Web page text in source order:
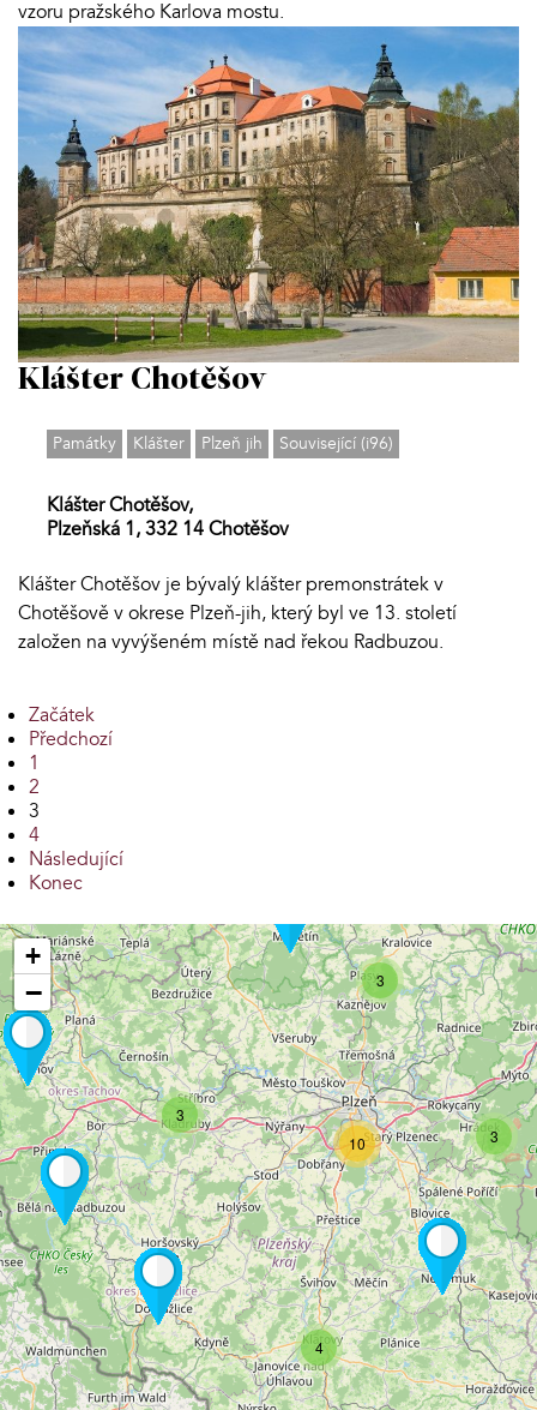
vzoru pražského Karlova mostu.
Klášter Chotěšov
Památky Klášter Plzeň jih Související (i96)
Klášter Chotěšov,
Plzeňská 1, 332 14 Chotěšov
Klášter Chotěšov je bývalý klášter premonstrátek v
Chotěšově v okrese Plzeň-jih, který byl ve 13. století
založen na vyvýšeném místě nad řekou Radbuzou.
Začátek
Předchozí
1
2
3
4
Následující
Konec
3
3
4
10
3
+
−